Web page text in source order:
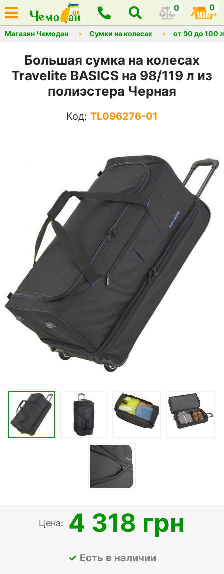
0 0
Магазин Чемодан Сумки на колесах от 90 до 100
Большая сумка на колесах
Travelite BASICS на 98/119 л из
полиэстера Черная
Код: TL096276-01
Цена: 4 318 грн
Есть в наличии